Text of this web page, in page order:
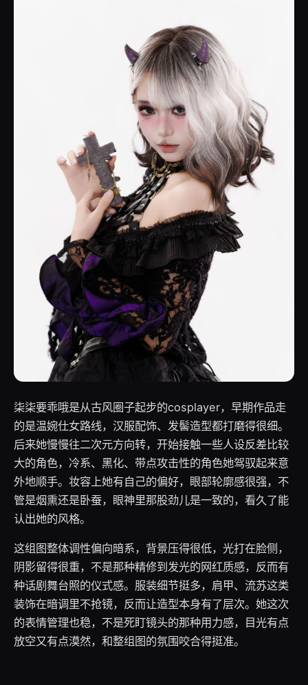
柒柒要乖哦是从古风圈子起步的cosplayer，早期作品走
的是温婉仕女路线，汉服配饰、发髻造型都打磨得很细。
后来她慢慢往二次元方向转，开始接触一些人设反差比较
大的角色，冷系、黑化、带点攻击性的角色她驾驭起来意
外地顺手。妆容上她有自己的偏好，眼部轮廓感很强，不
管是烟熏还是卧蚕，眼神里那股劲儿是一致的，看久了能
认出她的风格。
这组图整体调性偏向暗系，背景压得很低，光打在脸侧，
阴影留得很重，不是那种精修到发光的网红质感，反而有
种话剧舞台照的仪式感。服装细节挺多，肩甲、流苏这类
装饰在暗调里不抢镜，反而让造型本身有了层次。她这次
的表情管理也稳，不是死盯镜头的那种用力感，目光有点
放空又有点漠然，和整组图的氛围咬合得挺准。